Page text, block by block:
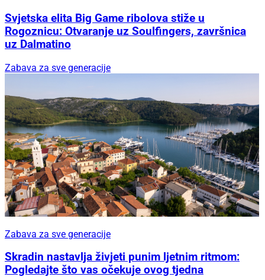
Svjetska elita Big Game ribolova stiže u
Rogoznicu: Otvaranje uz Soulfingers, završnica
uz Dalmatino
Zabava za sve generacije
Zabava za sve generacije
Skradin nastavlja živjeti punim ljetnim ritmom:
Pogledajte što vas očekuje ovog tjedna